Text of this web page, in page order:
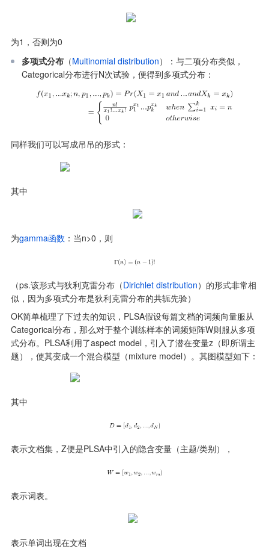
为1，否则为0
多项式分布 （Multinomial distribution）：与二项分布类似，
Categorical分布进行N次试验，便得到多项式分布：
同样我们可以写成吊吊的形式：
其中
为gamma函数 ：当n>0，则
（ps.该形式与狄利克雷分布（Dirichlet distribution）的形式非常相
似，因为多项式分布是狄利克雷分布的共轭先验）
OK简单梳理了下过去的知识，PLSA假设每篇文档的词频向量服从
Categorical分布，那么对于整个训练样本的词频矩阵W则服从多项
式分布。PLSA利用了aspect model，引入了潜在变量z（即所谓主
题），使其变成一个混合模型（mixture model）。其图模型如下：
其中
表示文档集，Z便是PLSA中引入的隐含变量（主题/类别），
表示词表。
表示单词出现在文档